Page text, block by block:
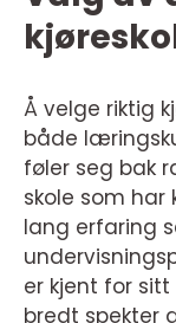
Å velge riktig
både
føler seg bak
skole som har
lang erfaring
er kjent for
bredt spekter